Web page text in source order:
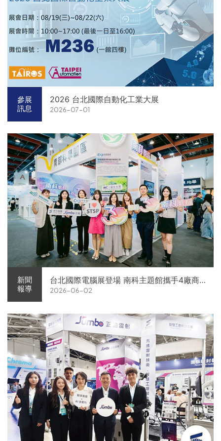
參展
訊息
2026 台北國際自動化工業大展
2026-07-01
新聞
報導
台北國際電腦展登場 南科主題館攜手4廠商
展現AI供應鏈實力
2026-06-02